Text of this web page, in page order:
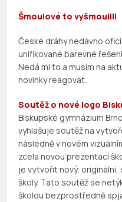
Šmoulové to vyšmoulili
České dráhy nedávno
unifikované barevné
Nedá mi to a musím na
novinky reagovat.
Soutěž o nové logo
Biskupské gymnázium
vyhlašuje soutěž na
následně v novém
zcela novou prezentací
je vytvořit nový, originální,
školy. Tato soutěž se
školou bezprostředně